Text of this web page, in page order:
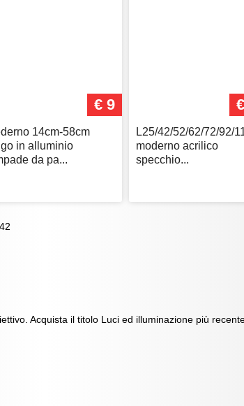
€ 9
14cm-58cm
in alluminio
da pa...
L25/42/52/62/72/92/
moderno acrilico
specchio...
Acquista il titolo Luci ed illuminazione più